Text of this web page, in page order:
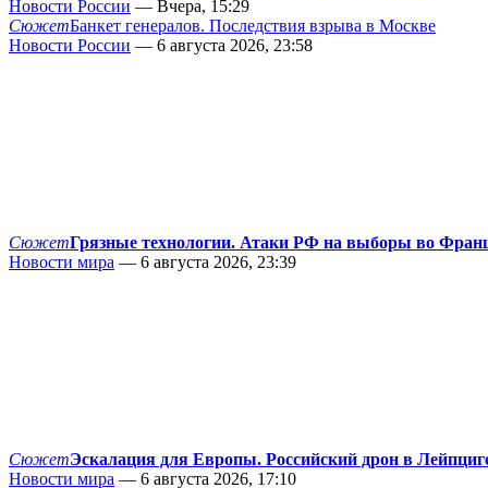
Новости России — Вчера, 15:29
СюжетБанкет генералов. Последствия взрыва в Москве
Новости России — 6 августа 2026, 23:58
СюжетГрязные технологии. Атаки РФ на выборы во
Новости мира — 6 августа 2026, 23:39
СюжетЭскалация для Европы. Российский дрон в
Новости мира — 6 августа 2026, 17:10